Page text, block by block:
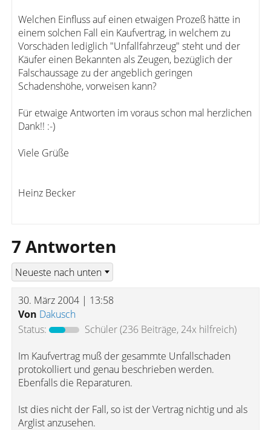
Welchen Einfluss auf einen etwaigen Prozeß hätte in
einem solchen Fall ein Kaufvertrag, in welchem zu
Vorschäden lediglich "Unfallfahrzeug" steht und der
Käufer einen Bekannten als Zeugen, bezüglich der
Falschaussage zu der angeblich geringen
Schadenshöhe, vorweisen kann?
Für etwaige Antworten im voraus schon mal herzlichen
Dank!! :-)
Viele Grüße
Heinz Becker
7 Antworten
30. März 2004 | 13:58
Von Dakusch
Status:
Schüler(236 Beiträge, 24x hilfreich)
Im Kaufvertrag muß der gesammte Unfallschaden
protokolliert und genau beschrieben werden.
Ebenfalls die Reparaturen.
Ist dies nicht der Fall, so ist der Vertrag nichtig und als
Arglist anzusehen.